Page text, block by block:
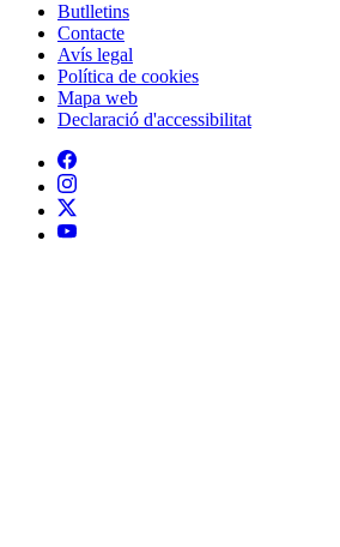
Peu
Butlletins
Contacte
Avís legal
Política de cookies
Mapa web
Declaració d'accessibilitat